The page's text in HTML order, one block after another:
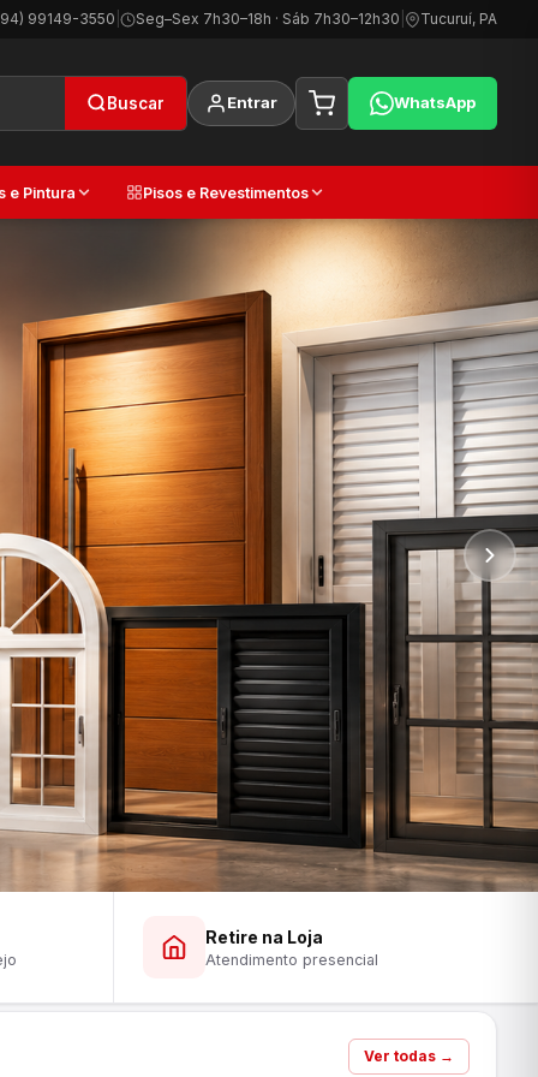
99149-3550 | Seg–Sex 7h30–18h · Sáb 7h30–12h30 Tucuruí, PA
Buscar Entrar WhatsApp
e Pintura Pisos e Revestimentos
Retire na Loja
Atendimento presencial
Ver todas →